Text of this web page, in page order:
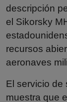
descripción
el Sikorsky
recursos
aeronaves
El servicio de
muestra que